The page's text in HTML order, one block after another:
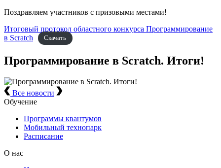
Поздравляем участников с призовыми местами!
Итоговый протокол областного конкурса Программирование
в Scratch
Скачать
Программирование в Scratch. Итоги!
Все новости
Обучение
Программы квантумов
Мобильный технопарк
Расписание
О нас